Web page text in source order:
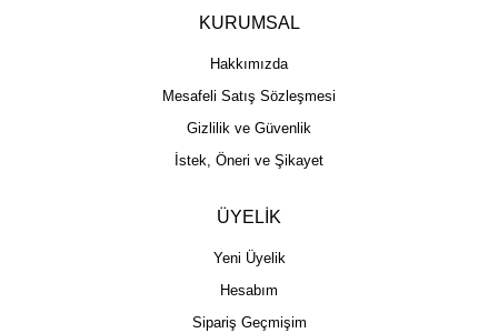
KURUMSAL
Hakkımızda
Mesafeli Satış Sözleşmesi
Gizlilik ve Güvenlik
İstek, Öneri ve Şikayet
ÜYELİK
Yeni Üyelik
Hesabım
Sipariş Geçmişim